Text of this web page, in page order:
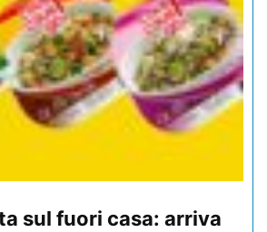
sul fuori casa: arriva